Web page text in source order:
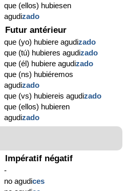
que (ellos) hubiesen
agudizado
Futur antérieur
que (yo) hubiere agudizado
que (tú) hubieres agudizado
que (él) hubiere agudizado
que (ns) hubiéremos
agudizado
que (vs) hubiereis agudizado
que (ellos) hubieren
agudizado
Impératif négatif
-
no agudices